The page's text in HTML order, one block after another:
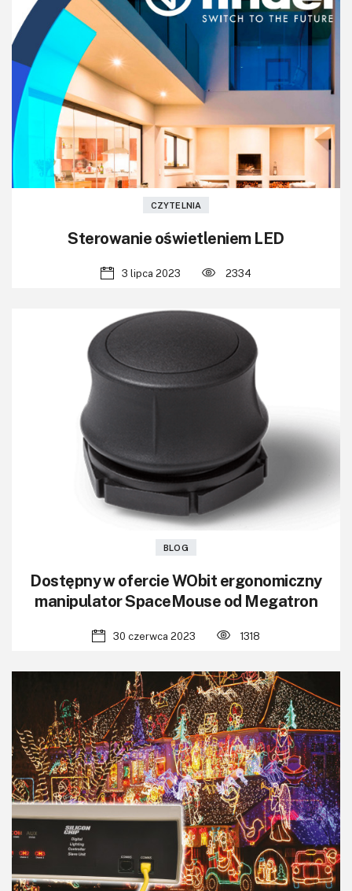
CZYTELNIA
Sterowanie oświetleniem LED
3 lipca 2023 2334
BLOG
Dostępny w ofercie WObit ergonomiczny
manipulator SpaceMouse od Megatron
30 czerwca 2023 1318